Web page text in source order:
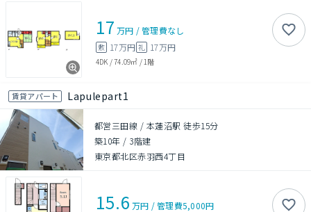
17 万円 /管理費なし
敷 17万円 礼 17万円
4DK /74.09㎡ / 1階
賃貸アパート Lapulepart1
都営三田線 / 本蓮沼駅 徒歩15分
築10年 / 3階建
東京都北区赤羽西4丁目
15.6 万円 /管理費5,000円